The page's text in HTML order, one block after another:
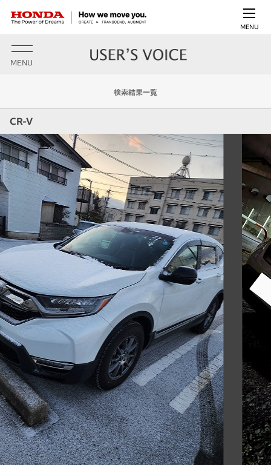
MENU
MENU
検索結果一覧
CR-V